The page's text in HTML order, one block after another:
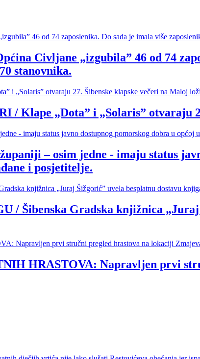
Civljane „izgubila” 46 od 74
stanovnika.
/ Klape „Dota” i „Solaris” otvaraju
– osim jedne - imaju status
i posjetitelje.
/ Šibenska Gradska knjižnica
HRASTOVA: Napravljen prvi